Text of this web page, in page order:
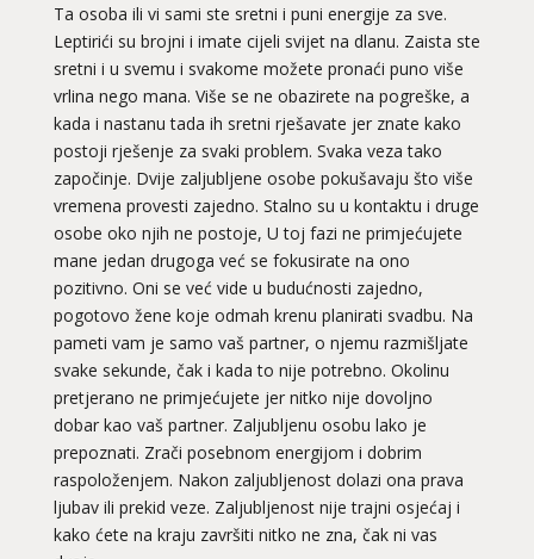
Ta osoba ili vi sami ste sretni i puni energije za sve.
Leptirići su brojni i imate cijeli svijet na dlanu. Zaista ste
sretni i u svemu i svakome možete pronaći puno više
vrlina nego mana. Više se ne obazirete na pogreške, a
kada i nastanu tada ih sretni rješavate jer znate kako
postoji rješenje za svaki problem. Svaka veza tako
započinje. Dvije zaljubljene osobe pokušavaju što više
vremena provesti zajedno. Stalno su u kontaktu i druge
osobe oko njih ne postoje, U toj fazi ne primjećujete
mane jedan drugoga već se fokusirate na ono
pozitivno. Oni se već vide u budućnosti zajedno,
pogotovo žene koje odmah krenu planirati svadbu. Na
pameti vam je samo vaš partner, o njemu razmišljate
svake sekunde, čak i kada to nije potrebno. Okolinu
pretjerano ne primjećujete jer nitko nije dovoljno
dobar kao vaš partner. Zaljubljenu osobu lako je
prepoznati. Zrači posebnom energijom i dobrim
raspoloženjem. Nakon zaljubljenost dolazi ona prava
ljubav ili prekid veze. Zaljubljenost nije trajni osjećaj i
kako ćete na kraju završiti nitko ne zna, čak ni vas